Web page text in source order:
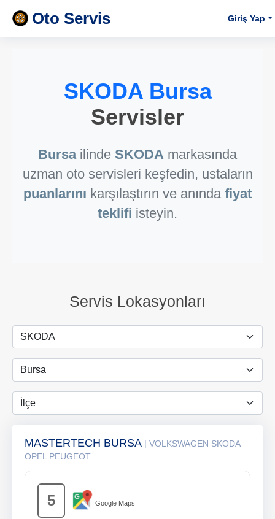
Oto Servis Giriş Yap
SKODA Bursa
Servisler
Bursailinde SKODA markasında
uzman oto servisleri keşfedin, ustaların
puanlarını karşılaştırın ve anında fiyat
teklifi isteyin.
Servis Lokasyonları
MASTERTECH BURSA | VOLKSWAGEN SKODA
OPEL PEUGEOT
5 Google Maps